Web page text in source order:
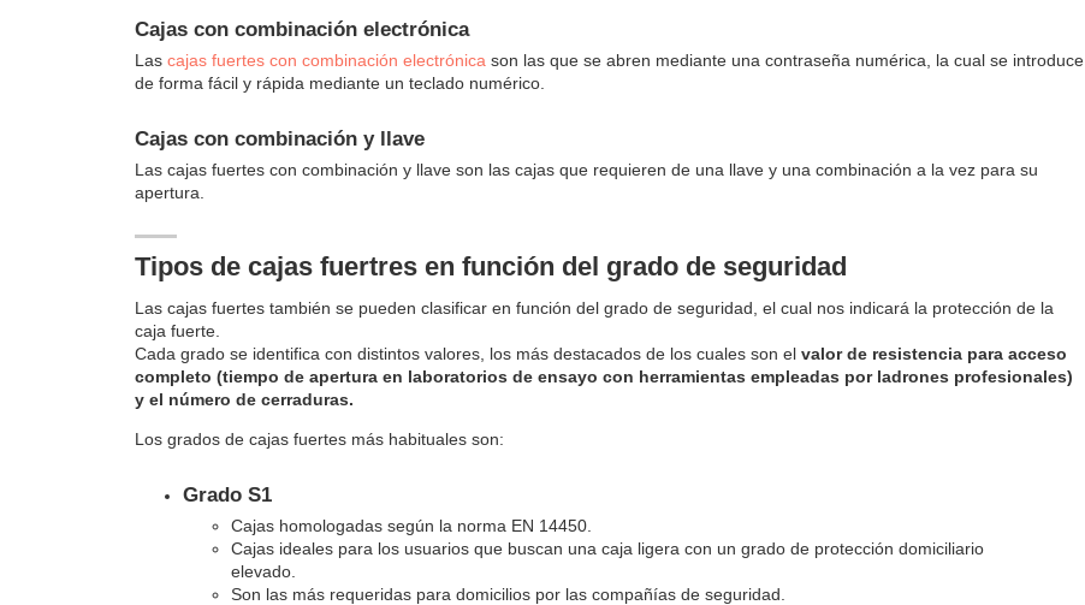
Cajas con combinación electrónica
Las cajas fuertes con combinación electrónica son las que se abren mediante una contraseña numérica, la cual se introduce
de forma fácil y rápida mediante un teclado numérico.
Cajas con combinación y llave
Las cajas fuertes con combinación y llave son las cajas que requieren de una llave y una combinación a la vez para su
apertura.
Tipos de cajas fuertres en función del grado de seguridad
Las cajas fuertes también se pueden clasificar en función del grado de seguridad, el cual nos indicará la protección de la
caja fuerte.
Cada grado se identifica con distintos valores, los más destacados de los cuales son el valor de resistencia para acceso
completo (tiempo de apertura en laboratorios de ensayo con herramientas empleadas por ladrones profesionales)
y el número de cerraduras.
Los grados de cajas fuertes más habituales son:
Grado S1
Cajas homologadas según la norma EN 14450.
Cajas ideales para los usuarios que buscan una caja ligera con un grado de protección domiciliario
elevado.
Son las más requeridas para domicilios por las compañías de seguridad.